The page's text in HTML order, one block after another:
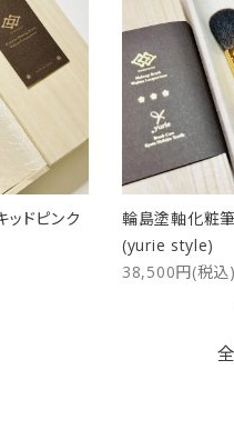
オ
リップブラシ
洗顔ブラシ
ドピンク
輪島塗軸化粧
(yurie style)
38,500円(税込)